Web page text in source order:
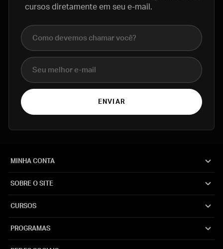
cursos diretamente em seu e-mail.
Nome completo
E-mail
ENVIAR
MINHA CONTA
SOBRE O SITE
CURSOS
PROGRAMAS